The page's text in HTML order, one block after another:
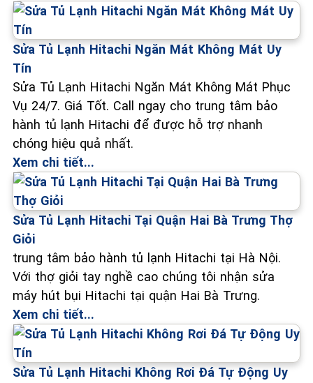
Sửa Tủ Lạnh Hitachi Ngăn Mát Không Mát Uy
Tín
Sửa Tủ Lạnh Hitachi Ngăn Mát Không Mát Phục
Vụ 24/7. Giá Tốt. Call ngay cho trung tâm bảo
hành tủ lạnh Hitachi để được hỗ trợ nhanh
chóng hiệu quả nhất.
Xem chi tiết...
Sửa Tủ Lạnh Hitachi Tại Quận Hai Bà Trưng Thợ
Giỏi
trung tâm bảo hành tủ lạnh Hitachi tại Hà Nội.
Với thợ giỏi tay nghề cao chúng tôi nhận sửa
máy hút bụi Hitachi tại quận Hai Bà Trưng.
Xem chi tiết...
Sửa Tủ Lạnh Hitachi Không Rơi Đá Tự Động Uy